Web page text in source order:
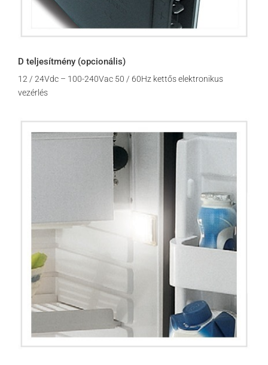
D teljesítmény (opcionális)
12 / 24Vdc – 100-240Vac 50 / 60Hz kettős elektronikus
vezérlés